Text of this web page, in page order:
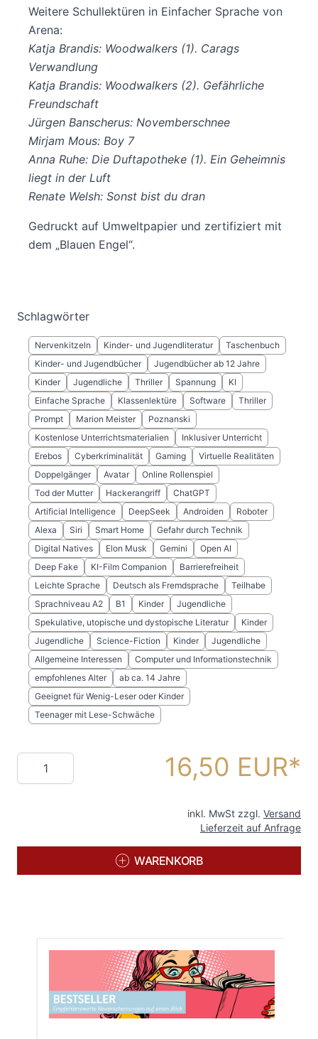
Weitere Schullektüren in Einfacher Sprache von
Arena:
Katja Brandis: Woodwalkers (1). Carags
Verwandlung
Katja Brandis: Woodwalkers (2). Gefährliche
Freundschaft
Jürgen Banscherus: Novemberschnee
Mirjam Mous: Boy 7
Anna Ruhe: Die Duftapotheke (1). Ein Geheimnis
liegt in der Luft
Renate Welsh: Sonst bist du dran
Gedruckt auf Umweltpapier und zertifiziert mit
dem „Blauen Engel“.
Schlagwörter
Nervenkitzeln Kinder- und Jugendliteratur
Taschenbuch
Kinder- und Jugendbücher
Jugendbücher ab 12 Jahre
Kinder
Jugendliche Thriller Spannung
KI
Einfache Sprache
Klassenlektüre Software
Thriller
Prompt
Marion Meister
Poznanski
Kostenlose Unterrichtsmaterialien
Inklusiver Unterricht
Erebos
Cyberkriminalität Gaming
Virtuelle Realitäten
Doppelgänger
Avatar
Online Rollenspiel
Tod der Mutter
Hackerangriff
ChatGPT
Artificial Intelligence
DeepSeek Androiden
Roboter
Alexa
Siri Smart Home
Gefahr durch Technik
Digital Natives
Elon Musk Gemini
Open AI
Deep Fake
KI-Film Companion
Barrierefreiheit
Leichte Sprache
Deutsch als Fremdsprache
Teilhabe
Sprachniveau A2
B1 Kinder
Jugendliche
Spekulative, utopische und dystopische Literatur
Kinder
Jugendliche
Science-Fiction Kinder
Jugendliche
Allgemeine Interessen
Computer und Informationstechnik
empfohlenes Alter
ab ca. 14 Jahre
Geeignet für Wenig-Leser oder Kinder
Teenager mit Lese-Schwäche
Menge 16,50 EUR
inkl. MwSt zzgl. Versand
Lieferzeit auf Anfrage
WARENKORB